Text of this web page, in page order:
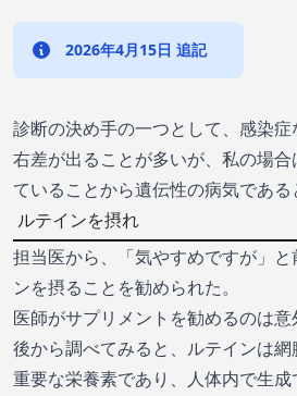
2026年4月15日 追記
診断の決め手の一つとして、感染
右差が出ることが多いが、私の場
ていることから遺伝性の病気である
ルテインを摂れ
担当医から、「気やすめですが」
ンを摂ることを勧められた。
医師がサプリメントを勧めるのは意
後から調べてみると、ルテインは
重要な栄養素であり、人体内で生